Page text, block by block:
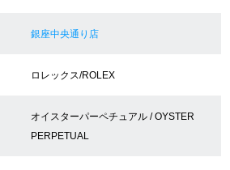
ショップサービス
銀座中央通り店
ロレックス/ROLEX
オイスターパーペチュアル / OYSTER
PERPETUAL